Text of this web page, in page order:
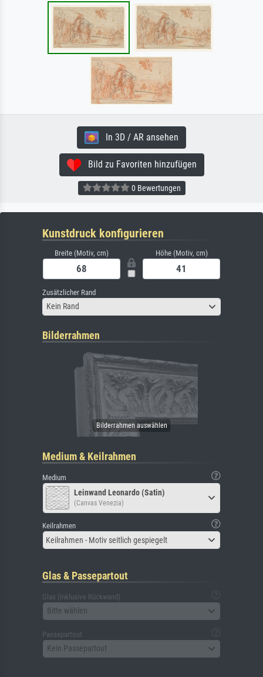
In 3D / AR ansehen
Bild zu Favoriten hinzufügen
0 Bewertungen
Kunstdruck konfigurieren
Breite (Motiv, cm) Höhe (Motiv, cm)
Zusätzlicher Rand
Kein Rand
Bilderrahmen
Medium & Keilrahmen
Medium
Leinwand Leonardo (Satin)
(Canvas Venezia)
Keilrahmen
Keilrahmen - Motiv seitlich gespiegelt
Glas & Passepartout
Glas (inklusive Rückwand)
Bitte wählen
Passepartout
Kein Passepartout